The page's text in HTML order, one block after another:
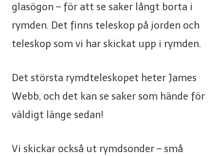
glasögon – för att se saker långt borta i
rymden. Det finns teleskop på jorden och
teleskop som vi har skickat upp i rymden.
Det största rymdteleskopet heter James
Webb, och det kan se saker som hände för
väldigt länge sedan!
Vi skickar också ut rymdsonder – små